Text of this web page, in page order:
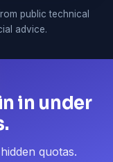
public technical
advice.
in under
quotas.